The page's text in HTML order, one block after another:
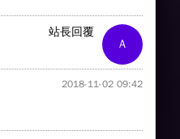
A
站長回覆
2018-11-02 09:42